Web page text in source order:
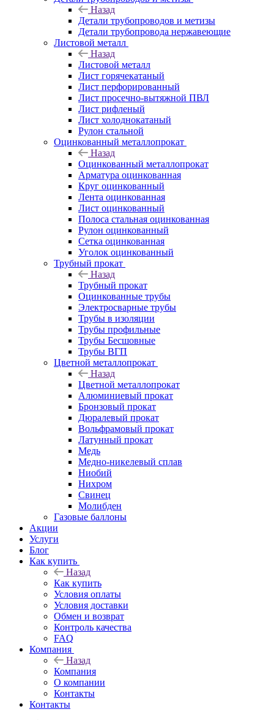
Назад
Детали трубопроводов и метизы
Детали трубопровода нержавеющие
Листовой металл
Назад
Листовой металл
Лист горячекатаный
Лист перфорированный
Лист просечно-вытяжной ПВЛ
Лист рифленый
Лист холоднокатаный
Рулон стальной
Оцинкованный металлопрокат
Назад
Оцинкованный металлопрокат
Арматура оцинкованная
Круг оцинкованный
Лента оцинкованная
Лист оцинкованный
Полоса стальная оцинкованная
Рулон оцинкованный
Сетка оцинкованная
Уголок оцинкованный
Трубный прокат
Назад
Трубный прокат
Оцинкованные трубы
Электросварные трубы
Трубы в изоляции
Трубы профильные
Трубы Бесшовные
Трубы ВГП
Цветной металлопрокат
Назад
Цветной металлопрокат
Алюминиевый прокат
Бронзовый прокат
Дюралевый прокат
Вольфрамовый прокат
Латунный прокат
Медь
Медно-никелевый сплав
Ниобий
Нихром
Свинец
Молибден
Газовые баллоны
Акции
Услуги
Блог
Как купить
Назад
Как купить
Условия оплаты
Условия доставки
Обмен и возврат
Контроль качества
FAQ
Компания
Назад
Компания
О компании
Контакты
Контакты